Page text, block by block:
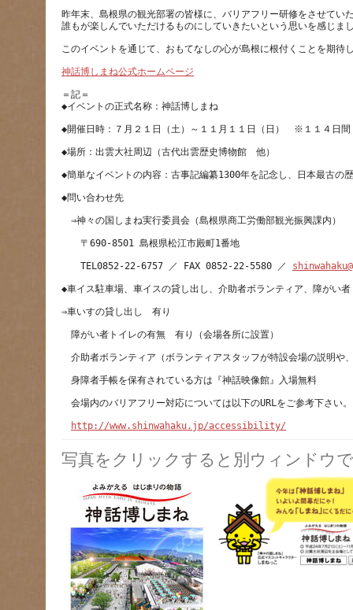
昨年末、島根県の観光部署の皆様に、バリアフリー研修をさせてい
誰もが楽しんでいただけるものにしていきたいという思いを感じま
このイベントを通じて、おもてなしの心が島根に根付くことを期待
神話博しまね公式ホームページ
＝記＝
TEL0852-22-6757 ／ FAX 0852-22-5580 ／
身障者手帳を保有されている方は『神話映像館』入場無料
http://www.shinwahaku.jp/accessibility/
写真をクリックすると別ウィンドウ